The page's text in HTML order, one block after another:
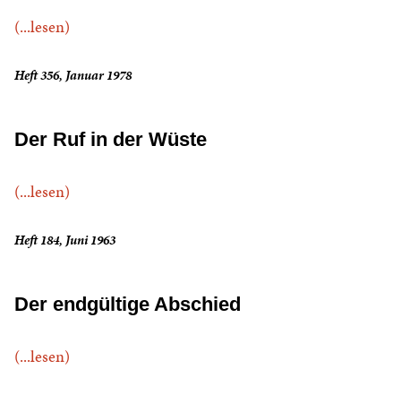
(...lesen)
Heft 356, Januar 1978
Der Ruf in der Wüste
(...lesen)
Heft 184, Juni 1963
Der endgültige Abschied
(...lesen)